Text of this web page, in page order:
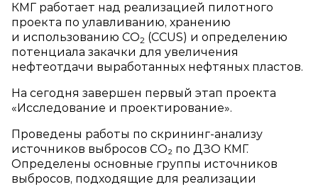
КМГ работает над реализацией пилотного
проекта по улавливанию, хранению
и использованию СО2 (CCUS) и определению
потенциала закачки для увеличения
нефтеотдачи выработанных нефтяных пластов.
На сегодня завершен первый этап проекта
«Исследование и проектирование».
Проведены работы по скрининг‑анализу
источников выбросов СО₂ по ДЗО КМГ.
Определены основные группы источников
выбросов, подходящие для реализации